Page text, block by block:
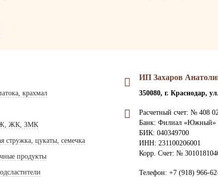
крахмал
ЖК, ЗМК
стружка, цукаты, семечка
продукты
ИП Захаров
350080, г. Краснодар,
Расчетный счет: № 408
Банк: Филиал «Южный»
БИК: 040349700
ИНН: 231100206001
Корр. Счет: №
Телефон: +7 (918) 966-